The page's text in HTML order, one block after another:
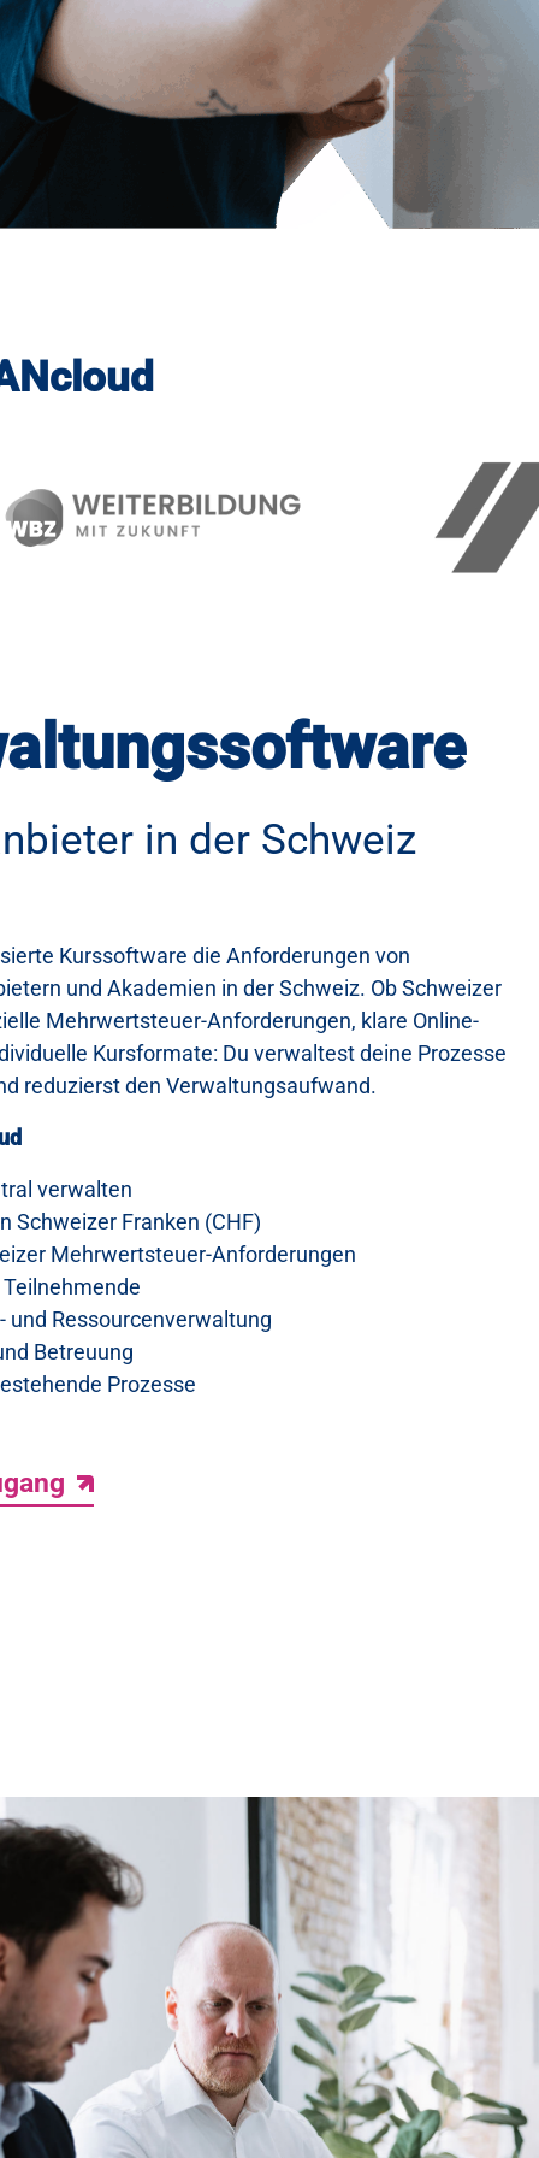
in der Schweiz
Kurssoftware die Anforderungen von
und Akademien in der Schweiz. Ob Schweizer
Mehrwertsteuer-Anforderungen, klare Online-
Kursformate: Du verwaltest deine Prozesse
reduzierst den Verwaltungsaufwand.
verwalten
Schweizer Franken (CHF)
Mehrwertsteuer-Anforderungen
Ressourcenverwaltung
Betreuung
Prozesse